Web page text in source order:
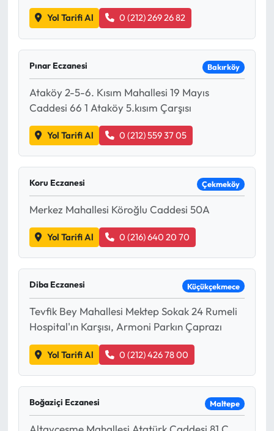
Yol Tarifi Al 0 (212) 269 26 82
Pınar Eczanesi Bakırköy
Ataköy 2-5-6. Kısım Mahallesi 19 Mayıs
Caddesi 66 1 Ataköy 5.kısım Çarşısı
Yol Tarifi Al 0 (212) 559 37 05
Koru Eczanesi Çekmeköy
Merkez Mahallesi Köroğlu Caddesi 50A
Yol Tarifi Al 0 (216) 640 20 70
Diba Eczanesi Küçükçekmece
Tevfik Bey Mahallesi Mektep Sokak 24 Rumeli
Hospital'ın Karşısı, Armoni Parkın Çaprazı
Yol Tarifi Al 0 (212) 426 78 00
Boğaziçi Eczanesi Maltepe